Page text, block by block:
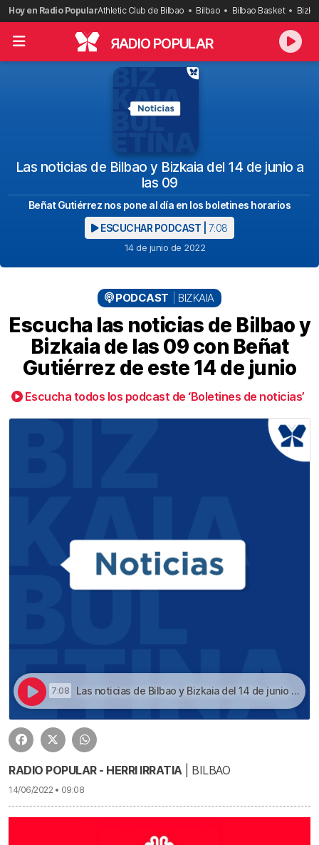
Saltar
al
contenido
Hoy en Radio PopularAthletic Club de Bilbao Bilbao Bilbao Basket
RADIO POPULAR
Las noticias de Bilbao y Bizkaia del 14 de junio a
las 09
Beñat Gutiérrez nos pone al día en los boletines horarios
ESCUCHAR PODCAST | 7:08
14 de junio de 2022
PODCAST BIZKAIA
Escucha las noticias de Bilbao y
Bizkaia de las 09 con Beñat
Gutiérrez de este 14 de junio
Escucha todos los podcast de ‘Boletines de noticias’
7:08 Las noticias de Bilbao y Bizkaia del 14 de junio a las 09 | Escucha las noticias de Bilbao y Bizkaia de las 09 con Beñat Gutiérrez de este 14 de junio
RADIO POPULAR - HERRI IRRATIA| BILBAO
14/06/2022 • 09:08